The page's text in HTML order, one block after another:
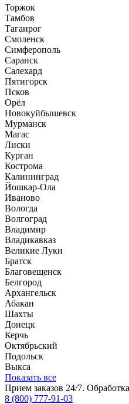
Торжок
Тамбов
Таганрог
Смоленск
Симферополь
Саранск
Салехард
Пятигорск
Псков
Орёл
Новокуйбышевск
Мурманск
Магас
Лиски
Курган
Кострома
Калининград
Йошкар-Ола
Иваново
Вологда
Волгоград
Владимир
Владикавказ
Великие Луки
Братск
Благовещенск
Белгород
Архангельск
Абакан
Шахты
Донецк
Керчь
Октябрьский
Подольск
Выкса
Показать все
Прием заказов 24/7.
8 (800) 777-91-03